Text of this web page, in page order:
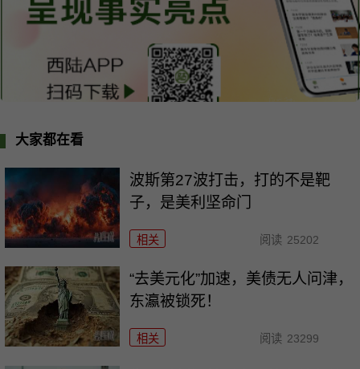
大家都在看
波斯第27波打击，打的不是靶
子，是美利坚命门
相关 阅读 25202
“去美元化”加速，美债无人问津，
东瀛被锁死！
相关 阅读 23299